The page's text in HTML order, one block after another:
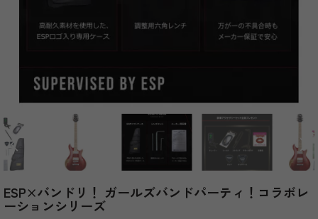
ESP×バンドリ！ ガールズバンドパーティ！コラボレ
ーションシリーズ